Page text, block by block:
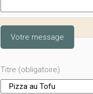
Votre message
Titre (obligatoire)